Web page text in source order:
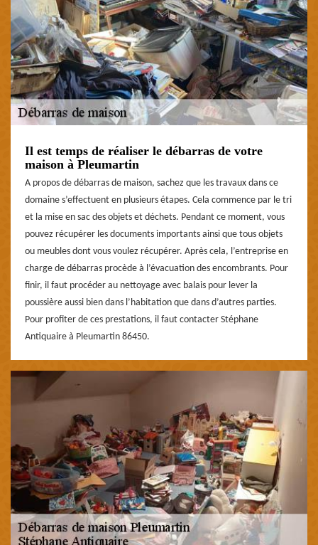
Il est temps de réaliser le débarras de votre
maison à Pleumartin
A propos de débarras de maison, sachez que les travaux dans ce
domaine s’effectuent en plusieurs étapes. Cela commence par le tri
et la mise en sac des objets et déchets. Pendant ce moment, vous
pouvez récupérer les documents importants ainsi que tous objets
ou meubles dont vous voulez récupérer. Après cela, l’entreprise en
charge de débarras procède à l’évacuation des encombrants. Pour
finir, il faut procéder au nettoyage avec balais pour lever la
poussière aussi bien dans l’habitation que dans d’autres parties.
Pour profiter de ces prestations, il faut contacter Stéphane
Antiquaire à Pleumartin 86450.